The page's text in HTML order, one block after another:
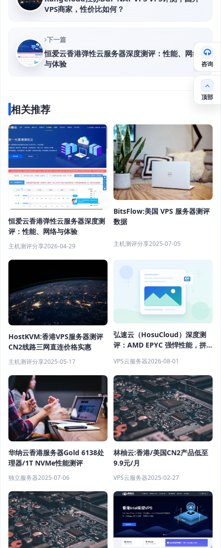
VPS商家，性价比如何？
下一篇
恒爱云香港弹性云服务器深度测评：性能、网络
与体验
相关推荐
恒爱云香港弹性云服务器深度测
评：性能、网络与体验
主机测评分享2026-04-29
BitsFlow:美国 VPS 服务器测评
数据
主机测评分享2025-07-05
HostKVM:香港VPS服务器测评
CN2线路三网直连价格实惠
主机测评分享2025-05-17
弘速云（HosuCloud）深度测
评：AMD EPYC 强悍性能，拼
VPS云服务器2026-08-01
华纳云香港服务器Gold 6138处
理器/1T NVMe性能测评
独立服务器2025-07-06
林柚云:香港/美国CN2产品低至
9.9元/月
VPS云服务器2025-02-27
咨询
顶部